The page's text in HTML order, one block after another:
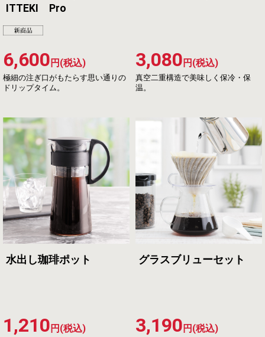
ITTEKI Pro
極細の注ぎ口がもたらす思い通りの
ドリップタイム。
6,600 円(税込)
真空二重構造で美味しく保冷・保
温。
3,080 円(税込)
水出し珈琲ポット
1,210 円(税込)
グラスブリューセット
3,190 円(税込)